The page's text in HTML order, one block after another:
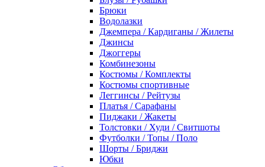
Брюки
Водолазки
Джемпера / Кардиганы / Жилеты
Джинсы
Джоггеры
Комбинезоны
Костюмы / Комплекты
Костюмы спортивные
Леггинсы / Рейтузы
Платья / Сарафаны
Пиджаки / Жакеты
Толстовки / Худи / Свитшоты
Футболки / Топы / Поло
Шорты / Бриджи
Юбки